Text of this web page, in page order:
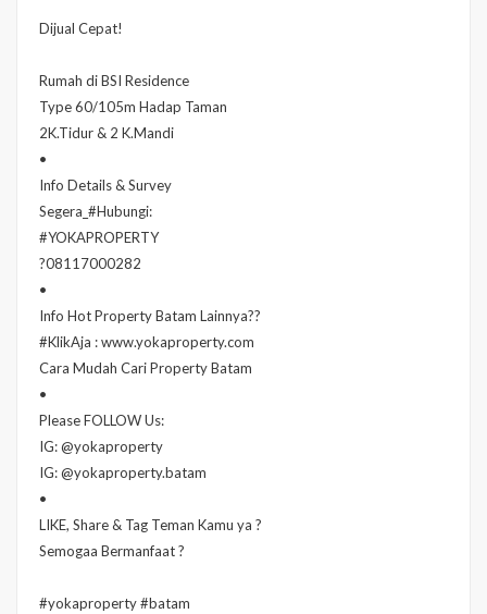
Dijual Cepat!
Rumah di BSI Residence
Type 60/105m Hadap Taman
2K.Tidur & 2 K.Mandi
•
Info Details & Survey
Segera_#Hubungi:
#YOKAPROPERTY
?08117000282
•
Info Hot Property Batam Lainnya??
#KlikAja : www.yokaproperty.com
Cara Mudah Cari Property Batam
•
Please FOLLOW Us:
IG: @yokaproperty
IG: @yokaproperty.batam
•
LIKE, Share & Tag Teman Kamu ya ?
Semogaa Bermanfaat ?
#yokaproperty #batam